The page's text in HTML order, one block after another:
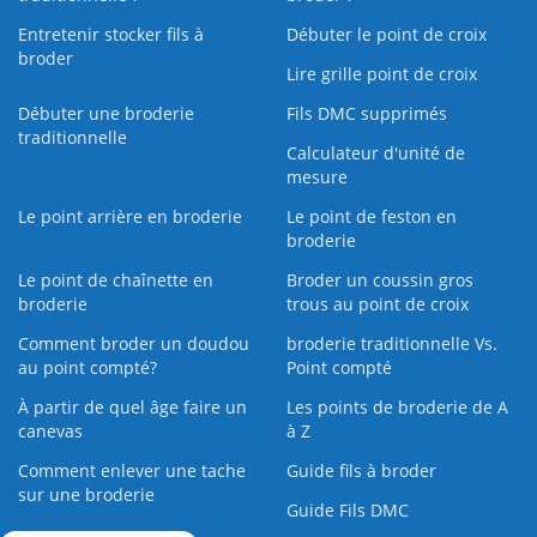
Entretenir stocker fils à
broder
Débuter le point de croix
Lire grille point de croix
Débuter une broderie
traditionnelle
Fils DMC supprimés
Calculateur d'unité de
mesure
Le point arrière en broderie
Le point de feston en
broderie
Le point de chaînette en
broderie
Broder un coussin gros
trous au point de croix
Comment broder un doudou
au point compté?
broderie traditionnelle Vs.
Point compté
À partir de quel âge faire un
canevas
Les points de broderie de A
à Z
Comment enlever une tache
sur une broderie
Guide fils à broder
Guide Fils DMC